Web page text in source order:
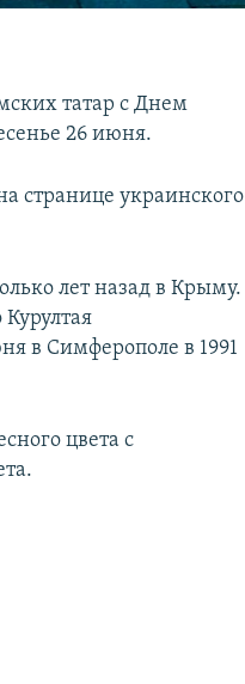
татар с Днем
26 июня.
странице украинского
лет назад в Крыму.
в Симферополе в 1991
цвета с